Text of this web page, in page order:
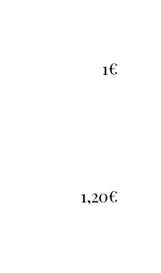
1€
1,20€